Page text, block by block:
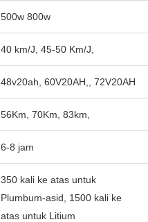
500w 800w
40 km/J, 45-50 Km/J,
48v20ah, 60V20AH,, 72V20AH
56Km, 70Km, 83km,
6-8 jam
350 kali ke atas untuk
Plumbum-asid, 1500 kali ke
atas untuk Litium